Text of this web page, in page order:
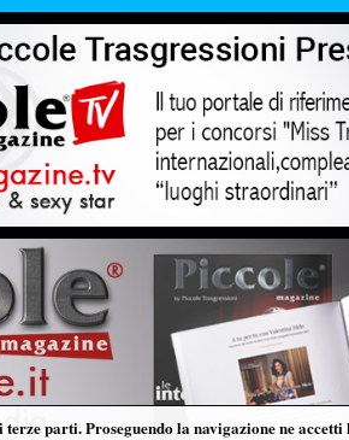
parti. Proseguendo la navigazione ne